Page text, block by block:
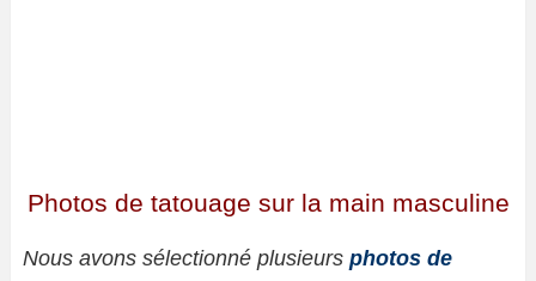
Photos de tatouage sur la main masculine
Nous avons sélectionné plusieurs photos de